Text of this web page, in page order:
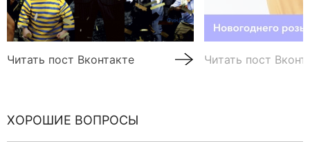
Читать пост Вконтакте Читать пост
ХОРОШИЕ ВОПРОСЫ